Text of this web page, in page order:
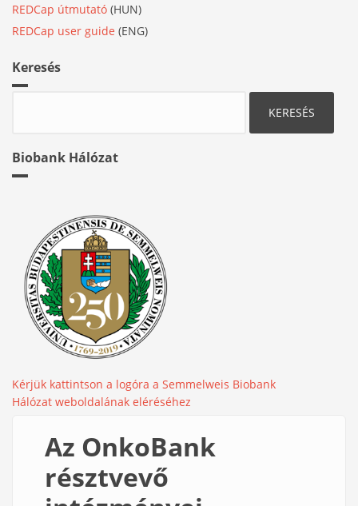
REDCap útmutató (HUN)
REDCap user guide (ENG)
Keresés
Biobank Hálózat
Kérjük kattintson a logóra a Semmelweis Biobank
Hálózat weboldalának eléréséhez
Az OnkoBank
résztvevő